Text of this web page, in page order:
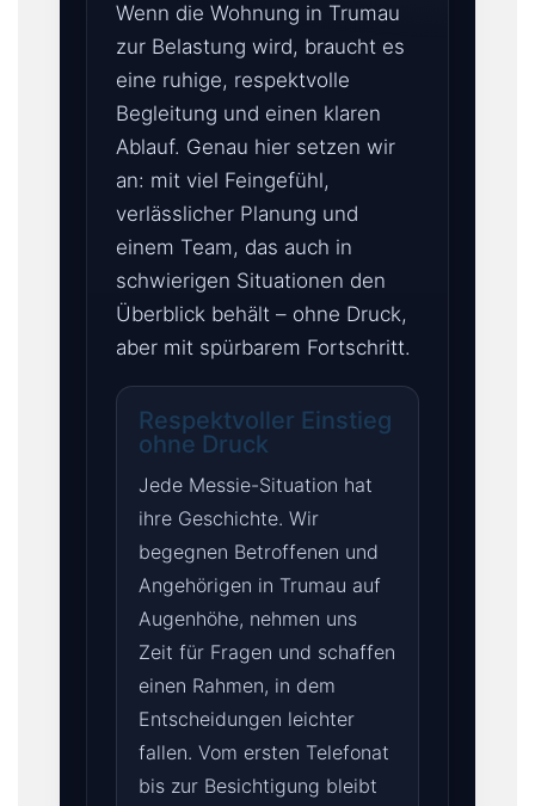
Wenn die Wohnung in Trumau
zur Belastung wird, braucht es
eine ruhige, respektvolle
Begleitung und einen klaren
Ablauf. Genau hier setzen wir
an: mit viel Feingefühl,
verlässlicher Planung und
einem Team, das auch in
schwierigen Situationen den
Überblick behält – ohne Druck,
aber mit spürbarem Fortschritt.
Respektvoller Einstieg
ohne Druck
Jede Messie-Situation hat
ihre Geschichte. Wir
begegnen Betroffenen und
Angehörigen in Trumau auf
Augenhöhe, nehmen uns
Zeit für Fragen und schaffen
einen Rahmen, in dem
Entscheidungen leichter
fallen. Vom ersten Telefonat
bis zur Besichtigung bleibt